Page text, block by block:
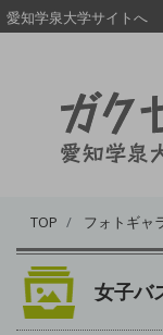
愛知学泉大学サイトへ
TOP フォトギャ
女子バ